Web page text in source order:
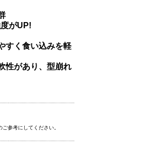
がUP!
すく食い込みを軽
性があり、型崩れ
参考にしてください。